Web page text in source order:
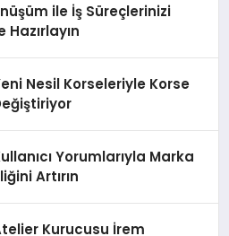
ile İş Süreçlerinizi
Hazırlayın
Nesil Korseleriyle Korse
Yorumlarıyla Marka
Artırın
Kurucusu İrem